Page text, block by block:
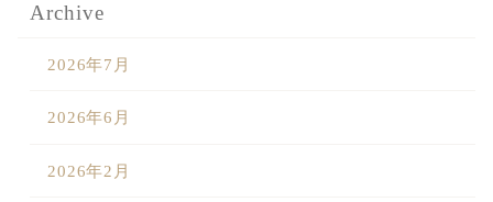
Archive
2026年7月
2026年6月
2026年2月